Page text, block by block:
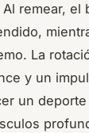
remear, el
La
y un
un